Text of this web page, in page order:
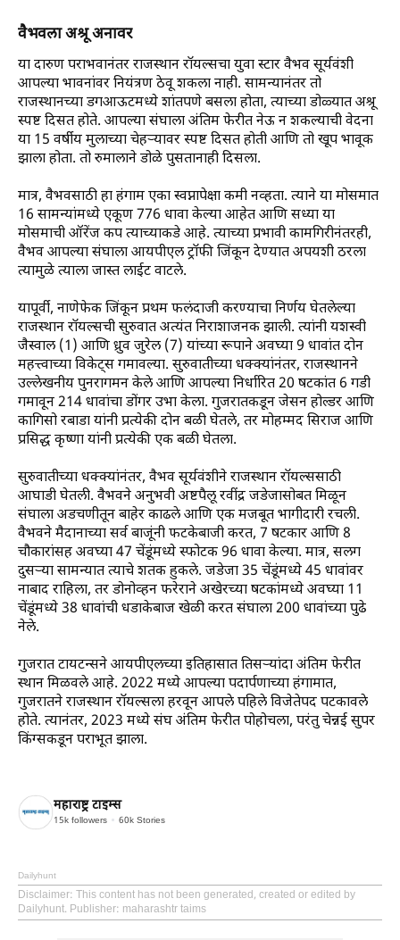
वैभवला अश्रू अनावर
या दारुण पराभवानंतर राजस्थान रॉयल्सचा युवा स्टार वैभव सूर्यवंशी
आपल्या भावनांवर नियंत्रण ठेवू शकला नाही. सामन्यानंतर तो
राजस्थानच्या डगआऊटमध्ये शांतपणे बसला होता, त्याच्या डोळ्यात अश्रू
स्पष्ट दिसत होते. आपल्या संघाला अंतिम फेरीत नेऊ न शकल्याची वेदना
या 15 वर्षीय मुलाच्या चेहऱ्यावर स्पष्ट दिसत होती आणि तो खूप भावूक
झाला होता. तो रुमालाने डोळे पुसतानाही दिसला.
मात्र, वैभवसाठी हा हंगाम एका स्वप्नापेक्षा कमी नव्हता. त्याने या मोसमात
16 सामन्यांमध्ये एकूण 776 धावा केल्या आहेत आणि सध्या या
मोसमाची ऑरेंज कप त्याच्याकडे आहे. त्याच्या प्रभावी कामगिरीनंतरही,
वैभव आपल्या संघाला आयपीएल ट्रॉफी जिंकून देण्यात अपयशी ठरला
त्यामुळे त्याला जास्त लाईट वाटले.
यापूर्वी, नाणेफेक जिंकून प्रथम फलंदाजी करण्याचा निर्णय घेतलेल्या
राजस्थान रॉयल्सची सुरुवात अत्यंत निराशाजनक झाली. त्यांनी यशस्वी
जैस्वाल (1) आणि ध्रुव जुरेल (7) यांच्या रूपाने अवघ्या 9 धावांत दोन
महत्त्वाच्या विकेट्स गमावल्या. सुरुवातीच्या धक्क्यांनंतर, राजस्थानने
उल्लेखनीय पुनरागमन केले आणि आपल्या निर्धारित 20 षटकांत 6 गडी
गमावून 214 धावांचा डोंगर उभा केला. गुजरातकडून जेसन होल्डर आणि
कागिसो रबाडा यांनी प्रत्येकी दोन बळी घेतले, तर मोहम्मद सिराज आणि
प्रसिद्ध कृष्णा यांनी प्रत्येकी एक बळी घेतला.
सुरुवातीच्या धक्क्यांनंतर, वैभव सूर्यवंशीने राजस्थान रॉयल्ससाठी
आघाडी घेतली. वैभवने अनुभवी अष्टपैलू रवींद्र जडेजासोबत मिळून
संघाला अडचणीतून बाहेर काढले आणि एक मजबूत भागीदारी रचली.
वैभवने मैदानाच्या सर्व बाजूंनी फटकेबाजी करत, 7 षटकार आणि 8
चौकारांसह अवघ्या 47 चेंडूंमध्ये स्फोटक 96 धावा केल्या. मात्र, सलग
दुसऱ्या सामन्यात त्याचे शतक हुकले. जडेजा 35 चेंडूंमध्ये 45 धावांवर
नाबाद राहिला, तर डोनोव्हन फरेराने अखेरच्या षटकांमध्ये अवघ्या 11
चेंडूंमध्ये 38 धावांची धडाकेबाज खेळी करत संघाला 200 धावांच्या पुढे
नेले.
गुजरात टायटन्सने आयपीएलच्या इतिहासात तिसऱ्यांदा अंतिम फेरीत
स्थान मिळवले आहे. 2022 मध्ये आपल्या पदार्पणाच्या हंगामात,
गुजरातने राजस्थान रॉयल्सला हरवून आपले पहिले विजेतेपद पटकावले
होते. त्यानंतर, 2023 मध्ये संघ अंतिम फेरीत पोहोचला, परंतु चेन्नई सुपर
किंग्सकडून पराभूत झाला.
महाराष्ट्र टाइम्स
15k followers 60k Stories
Dailyhunt
Disclaimer: This content has not been generated, created or edited by
Dailyhunt. Publisher: maharashtr taims